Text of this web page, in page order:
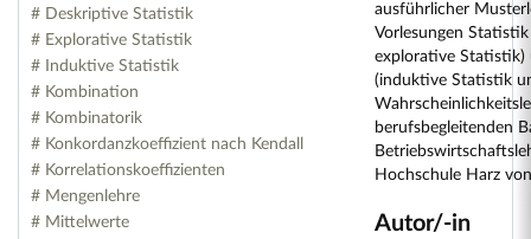
# Deskriptive Statistik
# Explorative Statistik
# Induktive Statistik
# Kombination
# Kombinatorik
# Konkordanzkoeffizient nach Kendall
# Korrelationskoeffizienten
# Mengenlehre
# Mittelwerte
ausführlicher
Vorlesungen
explorative
(induktive Statistik
berufsbegleitenden
Hochschule Harz
Autor/-in